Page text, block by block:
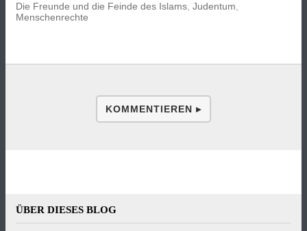
Die Freunde und die Feinde des Islams, Judentum,
Menschenrechte
KOMMENTIEREN ▸
ÜBER DIESES BLOG